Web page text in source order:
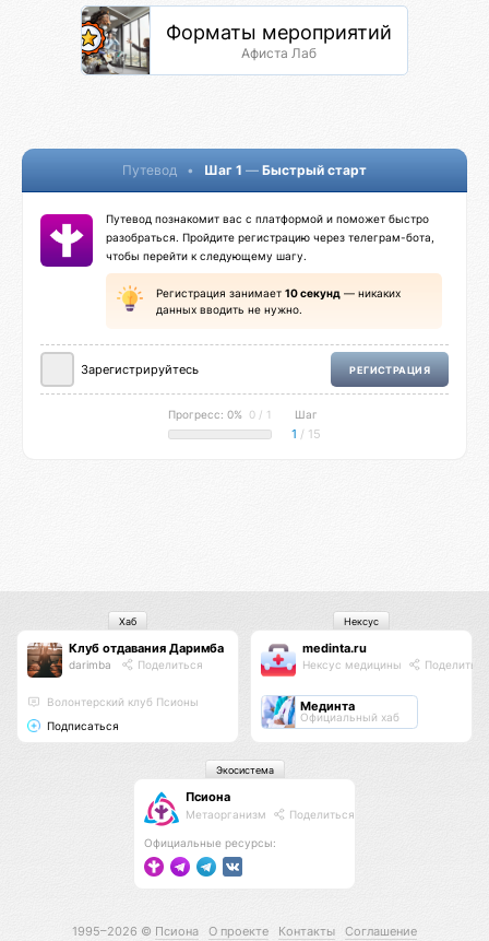
Форматы мероприятий
Афиста Лаб
Путевод • Шаг 1 — Быстрый старт
Путевод познакомит вас с платформой и поможет быстро
разобраться. Пройдите регистрацию через телеграм-бота,
чтобы перейти к следующему шагу.
Регистрация занимает 10 секунд — никаких
данных вводить не нужно.
Зарегистрируйтесь РЕГИСТРАЦИЯ
Прогресс: 0% 0 / 1 Шаг
1 / 15
Клуб отдавания Даримба
darimba Поделиться
Волонтерский клуб Псионы
Подписаться
Хаб
medinta.ru
Нексус медицины Поделиться
Мединта
Официальный хаб
Нексус
Псиона
Метаорганизм Поделиться
Официальные ресурсы:
Экосистема
1995–2026 © Псиона О проекте Контакты Соглашение